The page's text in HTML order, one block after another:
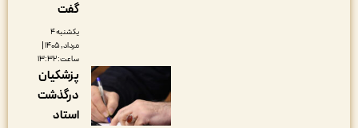
مرداد, ۱۴۰۵ |
پزشکیان
درگذشت
استاد